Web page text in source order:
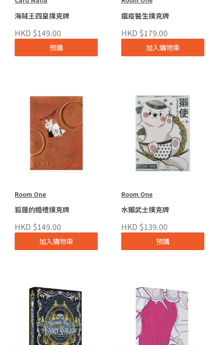
海賊王四皇撲克牌
HKD $149.00
預購
瘟疫醫生撲克牌
HKD $179.00
加入購物車
Room One
狐狸的婚禮撲克牌
HKD $149.00
加入購物車
Room One
水獺武士撲克牌
HKD $139.00
預購